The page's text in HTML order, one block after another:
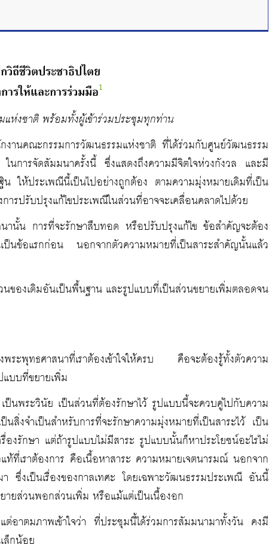
ถีชีวิตประชาธิปไตย
รให้และการร่วมมือ1
ห่งชาติ พร้อมทั้งผู้เข้าร่วมประชุมทุกท่าน
านคณะกรรมการวัฒนธรรมแห่งชาติ ที่ได้ร่วมกับศูนย์วัฒนธรรม
การจัดสัมมนาครั้งนี้ ซึ่งแสดงถึงความมีจิตใจห่วงกังวล และมี
ให้ประเพณีนี้เป็นไปอย่างถูกต้อง ตามความมุ่งหมายเดิมที่เป็น
รปรับปรุงแก้ไขประเพณีในส่วนที่อาจจะเคลื่อนคลาดไปด้วย
นานั้น การที่จะรักษาสืบทอด หรือปรับปรุงแก้ไข ข้อสำคัญจะต้อง
เป็นข้อแรกก่อน นอกจากตัวความหมายที่เป็นสาระสำคัญนั้นแล้ว
องเดิมอันเป็นพื้นฐาน และรูปแบบที่เป็นส่วนขยายเพิ่มตลอดจน
พระพุทธศาสนาที่เราต้องเข้าใจให้ครบ คือจะต้องรู้ทั้งตัวความ
บบที่ขยายเพิ่ม
พระวินัย เป็นส่วนที่ต้องรักษาไว้ รูปแบบนี้จะควบคู่ไปกับความ
งจำเป็นสำหรับการที่จะรักษาความมุ่งหมายที่เป็นสาระไว้ เป็น
องรักษา แต่ถ้ารูปแบบไม่มีสาระ รูปแบบนั้นก็หาประโยชน์อะไรไม่
ที่เราต้องการ คือเนื้อหาสาระ ความหมายเจตนารมณ์ นอกจาก
ซึ่งเป็นเรื่องของกาลเทศะ โดยเฉพาะวัฒนธรรมประเพณี อันนี้
ยายส่วนพอกส่วนเพิ่ม หรือแม้แต่เป็นเนื้องอก
ต่อาตมภาพเข้าใจว่า ที่ประชุมนี้ได้ร่วมการสัมมนามาทั้งวัน คงมี
ล็กน้อย